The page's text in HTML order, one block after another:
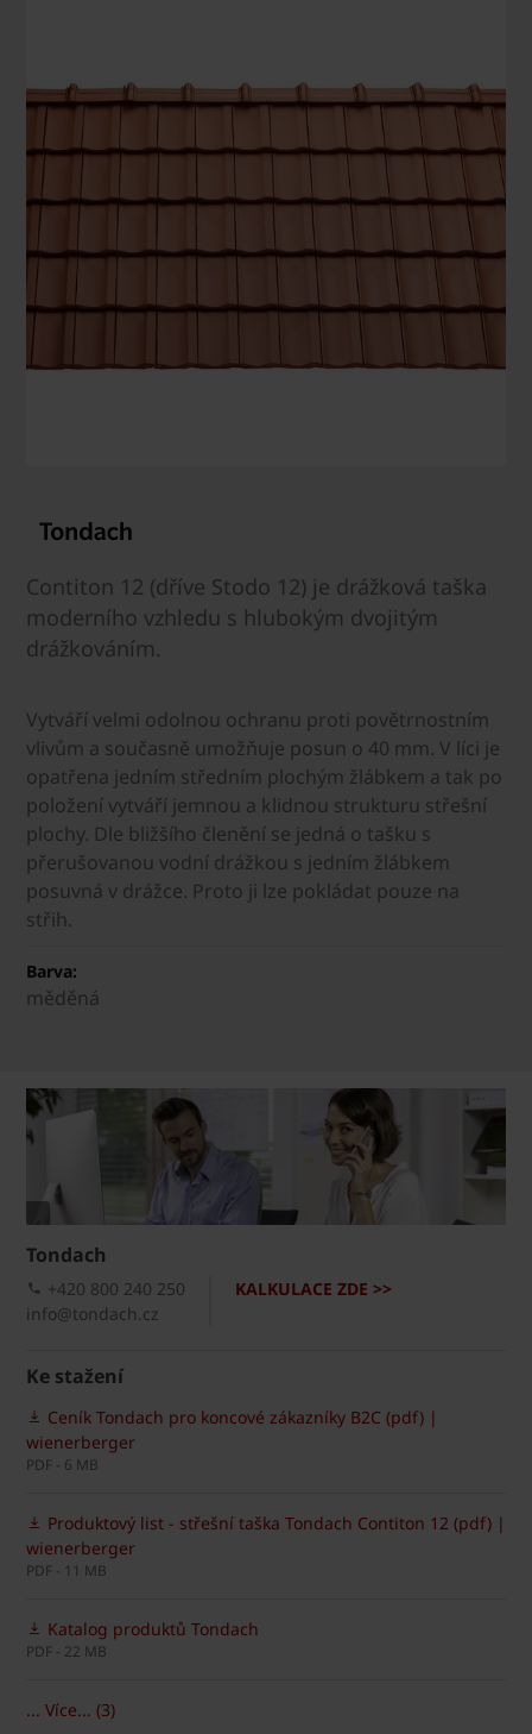
Contiton 12 (dříve Stodo 12) je drážková taška
moderního vzhledu s hlubokým dvojitým
drážkováním.
Vytváří velmi odolnou ochranu proti povětrnostním
vlivům a současně umožňuje posun o 40 mm. V líci je
opatřena jedním středním plochým žlábkem a tak po
položení vytváří jemnou a klidnou strukturu střešní
plochy. Dle bližšího členění se jedná o tašku s
přerušovanou vodní drážkou s jedním žlábkem
posuvná v drážce. Proto ji lze pokládat pouze na
střih.
Barva:
měděná
Tondach
KALKULACE ZDE >>
+420 800 240 250
info@tondach.cz
Ke stažení
Ceník Tondach pro koncové zákazníky B2C (pdf) |
wienerberger
PDF - 6 MB
Produktový list - střešní taška Tondach Contiton 12 (pdf) |
wienerberger
PDF - 11 MB
Katalog produktů Tondach
PDF - 22 MB
... Více... (3)